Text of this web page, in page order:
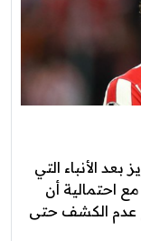
الأنباء التي
احتمالية أن
عدم الكشف حتى